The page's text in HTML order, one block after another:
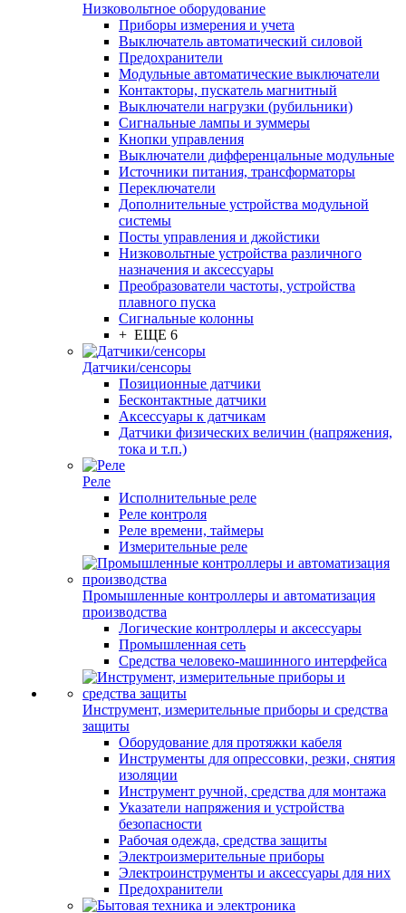
Низковольтное оборудование
Приборы измерения и учета
Выключатель автоматический силовой
Предохранители
Модульные автоматические выключатели
Контакторы, пускатель магнитный
Выключатели нагрузки (рубильники)
Сигнальные лампы и зуммеры
Кнопки управления
Выключатели дифференцальные модульные
Источники питания, трансформаторы
Переключатели
Дополнительные устройства модульной
системы
Посты управления и джойстики
Низковольтные устройства различного
назначения и аксессуары
Преобразователи частоты, устройства
плавного пуска
Сигнальные колонны
+ ЕЩЕ 6
Датчики/сенсоры
Позиционные датчики
Бесконтактные датчики
Аксессуары к датчикам
Датчики физических величин (напряжения,
тока и т.п.)
Реле
Исполнительные реле
Реле контроля
Реле времени, таймеры
Измерительные реле
Промышленные контроллеры и автоматизация
производства
Логические контроллеры и аксессуары
Промышленная сеть
Средства человеко-машинного интерфейса
Инструмент, измерительные приборы и средства
защиты
Оборудование для протяжки кабеля
Инструменты для опрессовки, резки, снятия
изоляции
Инструмент ручной, средства для монтажа
Указатели напряжения и устройства
безопасности
Рабочая одежда, средства защиты
Электроизмерительные приборы
Электроинструменты и аксессуары для них
Предохранители